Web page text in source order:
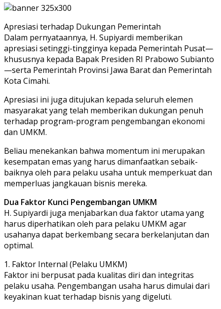
​Apresiasi terhadap Dukungan Pemerintah
​Dalam pernyataannya, H. Supiyardi memberikan
apresiasi setinggi-tingginya kepada Pemerintah Pusat—
khususnya kepada Bapak Presiden RI Prabowo Subianto
—serta Pemerintah Provinsi Jawa Barat dan Pemerintah
Kota Cimahi.
Apresiasi ini juga ditujukan kepada seluruh elemen
masyarakat yang telah memberikan dukungan penuh
terhadap program-program pengembangan ekonomi
dan UMKM.
​Beliau menekankan bahwa momentum ini merupakan
kesempatan emas yang harus dimanfaatkan sebaik-
baiknya oleh para pelaku usaha untuk memperkuat dan
memperluas jangkauan bisnis mereka.
Dua Faktor Kunci Pengembangan UMKM
​H. Supiyardi juga menjabarkan dua faktor utama yang
harus diperhatikan oleh para pelaku UMKM agar
usahanya dapat berkembang secara berkelanjutan dan
optimal.
​1. Faktor Internal (Pelaku UMKM)
​Faktor ini berpusat pada kualitas diri dan integritas
pelaku usaha. Pengembangan usaha harus dimulai dari
keyakinan kuat terhadap bisnis yang digeluti.